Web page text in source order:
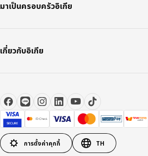
มาเป็นครอบครัวอิเกีย
เกี่ยวกับอิเกีย
การตั้งค่าคุกกี้ TH